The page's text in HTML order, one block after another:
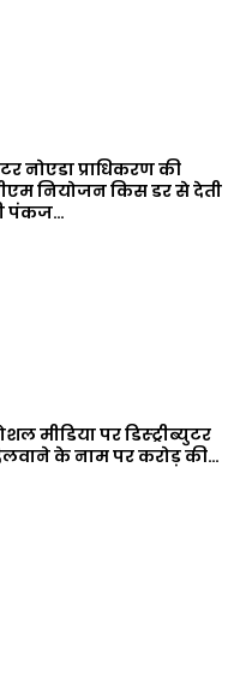
नोएडा प्राधिकरण की
नियोजन किस डर से देती
पंकज…
मीडिया पर डिस्ट्रीब्युटर
के नाम पर करोड़ की…